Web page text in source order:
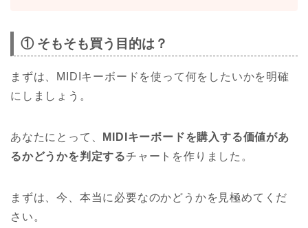
① そもそも買う目的は？
まずは、MIDIキーボードを使って何をしたいかを明確
にしましょう。
あなたにとって、
MIDIキーボードを購入する価値があ
るかどうかを判定するチャートを作りました。
まずは、今、本当に必要なのかどうかを見極めてくだ
さい。